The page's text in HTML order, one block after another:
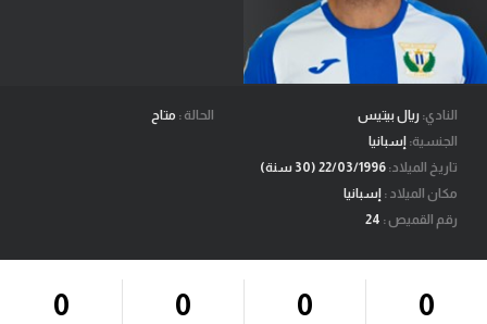
مباريات
ميركاتو
فانتازي في الجول
مسابقة التوقعات
فيديوهات
آراء حرة
النادي: ريال بيتيس
الجنسية: إسبانيا
تاريخ الميلاد:
مكان الميلاد : إسبانيا
رقم القميص :
الحالة : متاح
0
0
0
0